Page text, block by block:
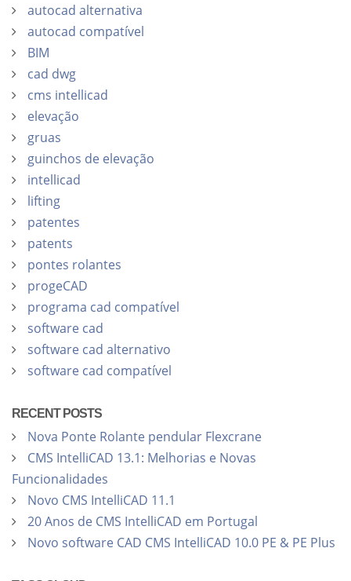
autocad alternativa
autocad compatível
BIM
cad dwg
cms intellicad
elevação
gruas
guinchos de elevação
intellicad
lifting
patentes
patents
pontes rolantes
progeCAD
programa cad compatível
software cad
software cad alternativo
software cad compatível
RECENT POSTS
Nova Ponte Rolante pendular Flexcrane
CMS IntelliCAD 13.1: Melhorias e Novas
Funcionalidades
Novo CMS IntelliCAD 11.1
20 Anos de CMS IntelliCAD em Portugal
Novo software CAD CMS IntelliCAD 10.0 PE & PE Plus